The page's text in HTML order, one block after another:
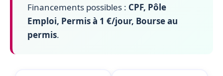
Financements possibles : CPF, Pôle
Emploi, Permis à 1 €/jour, Bourse au
permis.